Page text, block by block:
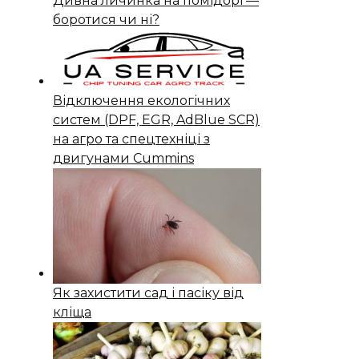
боротися чи ні?
Відключення екологічних
систем (DPF, EGR, AdBlue SCR)
на агро та спецтехніці з
двигунами Cummins
Як захистити сад і пасіку від
кліща